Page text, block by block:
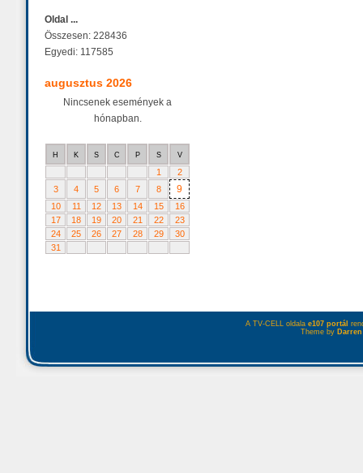
Oldal ...
Összesen: 228436
Egyedi: 117585
augusztus 2026
Nincsenek események a
hónapban.
H K S C P S V
1
2
3
4 5 6 7 8 9
10 11 12 13 14 15
16
17
18 19 20 21 22
23
24
25 26 27 28 29
30
31
A TV-CELL oldala e107 portál
Theme by